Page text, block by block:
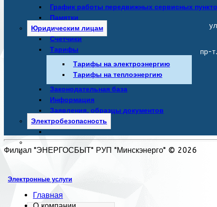
График работы передвижных сервисных
Памятки
Юридическим лицам
Счетчики
Тарифы
Тарифы на электроэнергию
Тарифы на теплоэнергию
Законодательная база
Информация
Заявления, образцы документов
Электробезопасность
Электронные услуги
пр-
Филиал "ЭНЕРГОСБЫТ" РУП "Минскэнерго" © 2026
Главная